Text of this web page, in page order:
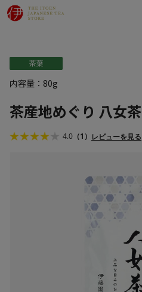
内容量：80g
茶産地めぐり 八女茶
4.0 （1） レビューを見る